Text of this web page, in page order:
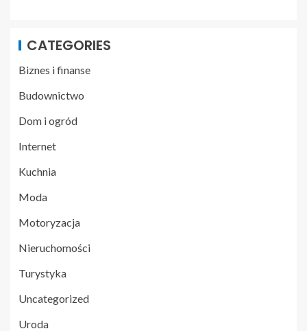
CATEGORIES
Biznes i finanse
Budownictwo
Dom i ogród
Internet
Kuchnia
Moda
Motoryzacja
Nieruchomości
Turystyka
Uncategorized
Uroda